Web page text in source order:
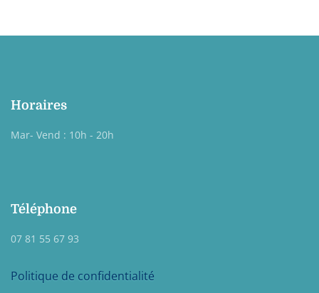
Horaires
Mar- Vend : 10h - 20h
Téléphone
07 81 55 67 93
Politique de confidentialité